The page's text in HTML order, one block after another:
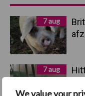
We value your
Sidebar
7 aug
7 aug